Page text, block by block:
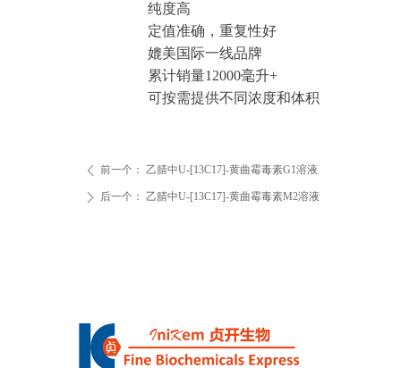
纯度高
定值准确，重复性好
媲美国际一线品牌
累计销量12000毫升+
可按需提供不同浓度和体积
ꄴ 前一个： 乙腈中U-[13C17]-黄曲霉毒素G1溶液
ꄲ 后一个： 乙腈中U-[13C17]-黄曲霉毒素M2溶液